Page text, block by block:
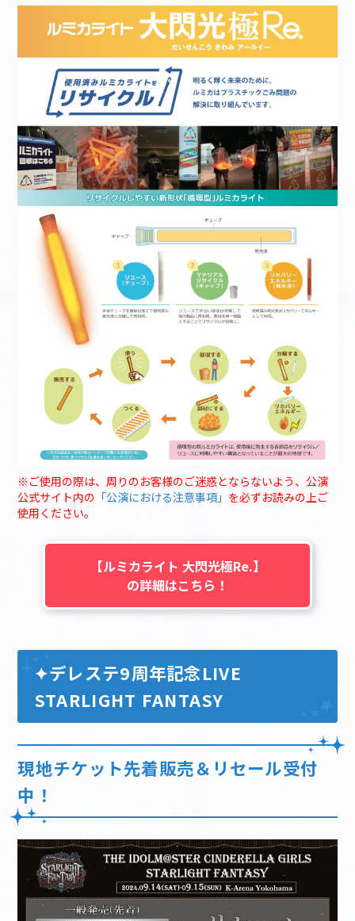
※ご使用の際は、周りのお客様のご迷惑とならないよう、公演
公式サイト内の 「公演における注意事項」 を必ずお読みの上ご
使用ください。
【ルミカライト 大閃光極Re.】
の詳細はこちら！
✦デレステ9周年記念LIVE
STARLIGHT FANTASY
現地チケット先着販売＆リセール受付
中！